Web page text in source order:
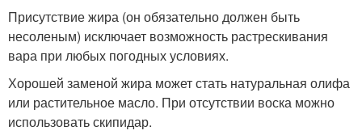
Присутствие жира (он обязательно должен быть
несоленым) исключает возможность растрескивания
вара при любых погодных условиях.
Хорошей заменой жира может стать натуральная олифа
или растительное масло. При отсутствии воска можно
использовать скипидар.